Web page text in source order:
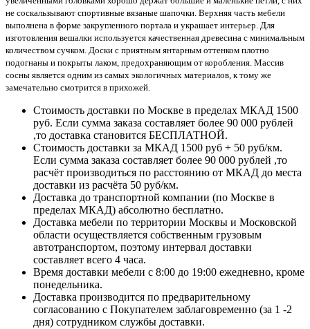
не соскальзывают спортивные вязаные шапочки. Верхняя часть мебели
выполнена в форме закругленного портала и украшает интерьер. Для
изготовления вешалки используется качественная древесина с минимальным
количеством сучком. Доски с приятным янтарным оттенком плотно
подогнаны и покрыты лаком, предохраняющим от коробления. Массив
сосны является одним из самых экологичных материалов, к тому же
замечательно смотрится в прихожей.
Стоимость доставки по Москве в пределах МКАД 1500
руб. Если сумма заказа составляет более 90 000 рублей
,то доставка становится БЕСПЛАТНОЙ.
Стоимость доставки за МКАД 1500 руб + 50 руб/км.
Если сумма заказа составляет более 90 000 рублей ,то
расчёт производиться по расстоянию от МКАД до места
доставки из расчёта 50 руб/км.
Доставка до транспортной компании (по Москве в
пределах МКАД) абсолютно бесплатно.
Доставка мебели по территории Москвы и Московской
области осуществляется собственным грузовым
автотранспортом, поэтому интервал доставки
составляет всего 4 часа.
Время доставки мебели с 8:00 до 19:00 ежедневно, кроме
понедельника.
Доставка производится по предварительному
согласованию с Покупателем заблаговременно (за 1 -2
дня) сотрудником службы доставки.